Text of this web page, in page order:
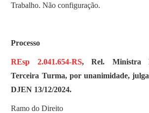
Trabalho. Não configuração.
Processo
REsp 2.041.654-RS, Rel. Ministra
Terceira Turma, por unanimidade,
DJEN 13/12/2024.
Ramo do Direito